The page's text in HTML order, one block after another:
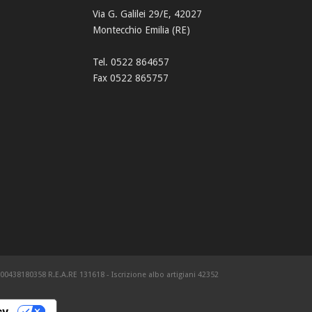
Via G. Galilei 29/E, 42027
Montecchio Emilia (RE)
Tel. 0522 864657
Fax 0522 865757
R.E.A.RE 131618 - Iscrizione albo artigiani 42352